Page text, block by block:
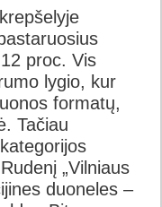
proc. Vis
lygio, kur
formatų,
Tačiau
„Vilniaus
duoneles –